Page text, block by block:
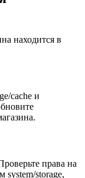
находится в
cache и
права на
system/storage,